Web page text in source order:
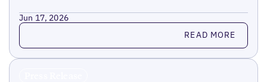
Jun 17, 2026
Read more READ MORE